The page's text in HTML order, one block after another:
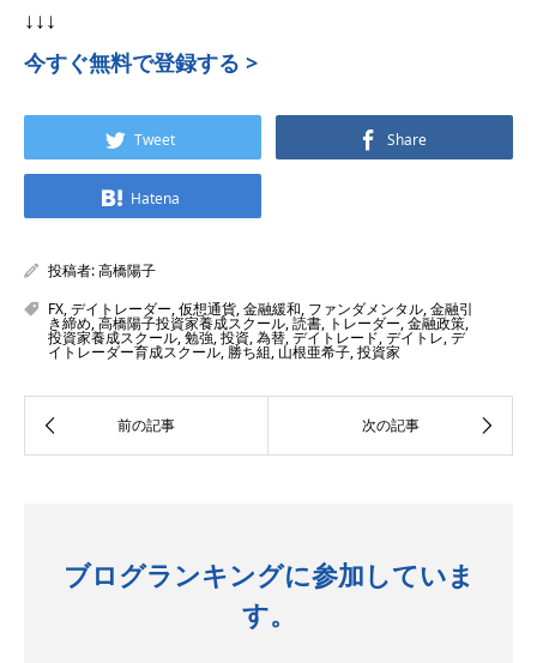
↓↓↓
今すぐ無料で登録する >
Tweet Share
Hatena
投稿者:高橋陽子
FX,デイトレーダー,仮想通貨,金融緩和, ファンダメンタル,金融引
き締め,高橋陽子投資家養成スクール,読書, トレーダー,金融政策,
投資家養成スクール,勉強,投資,為替,デイトレード,デイトレ,デ
イトレーダー育成スクール,勝ち組,山根亜希子,投資家
ブログランキングに参加していま
す。